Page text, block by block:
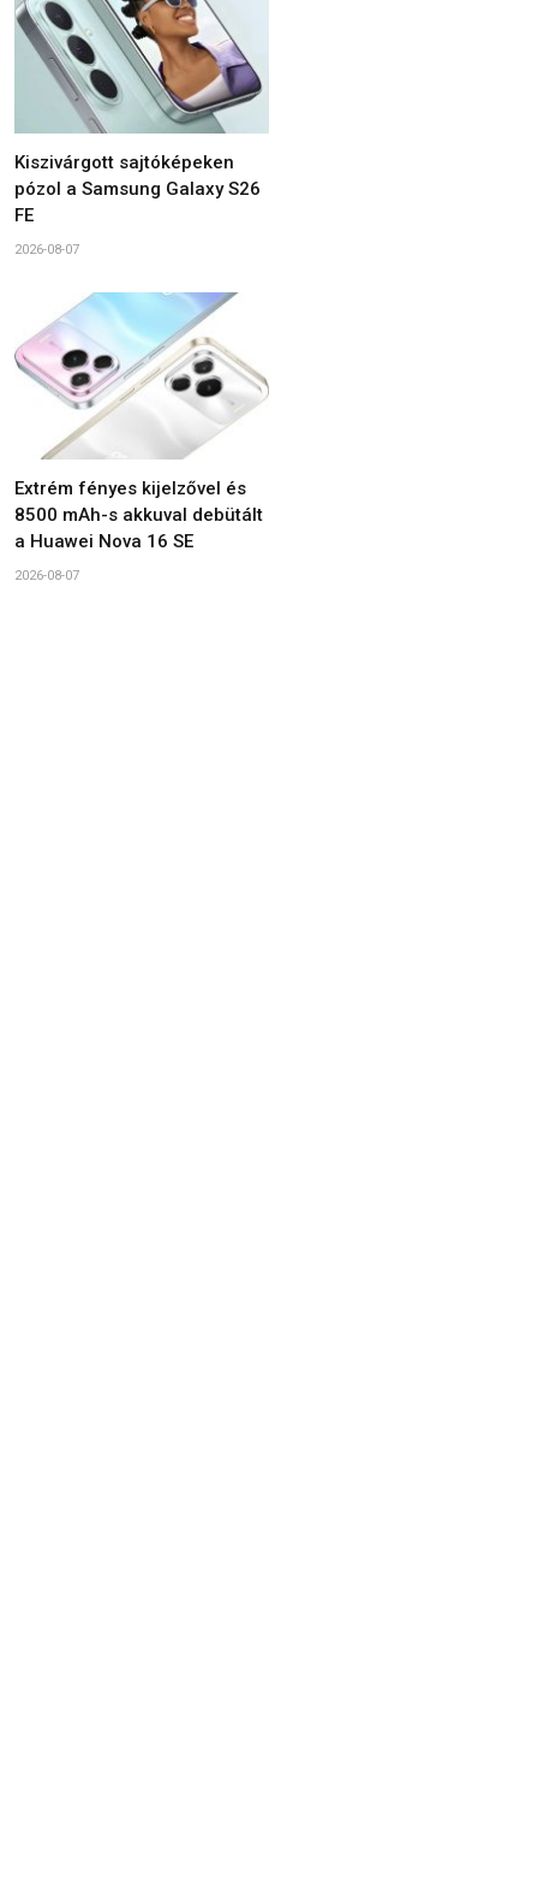
Kiszivárgott sajtóképeken
pózol a Samsung Galaxy S26
FE
2026-08-07
Extrém fényes kijelzővel és
8500 mAh-s akkuval debütált
a Huawei Nova 16 SE
2026-08-07